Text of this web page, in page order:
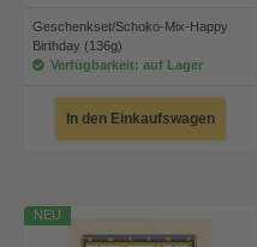
Geschenkset/Schoko-Mix-Happy
Birthday (136g)
Verfügbarkeit: auf Lager
In den Einkaufswagen
NEU